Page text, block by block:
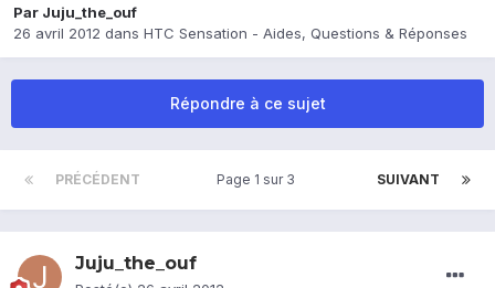
Par Juju_the_ouf
26 avril 2012 dans HTC Sensation - Aides, Questions & Réponses
Répondre à ce sujet
PRÉCÉDENT SUIVANT
Page 1 sur 3
Juju_the_ouf